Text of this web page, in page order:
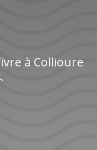
à Collioure